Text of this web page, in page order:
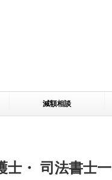
減額相談
士・ 司法書士一